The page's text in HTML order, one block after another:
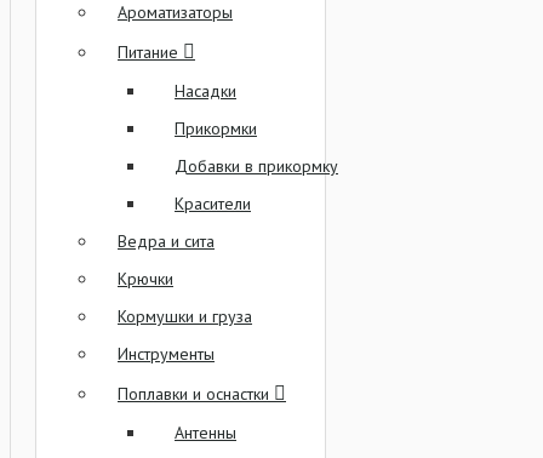
Ароматизаторы
Питание
Насадки
Прикормки
Добавки в прикормку
Красители
Ведра и сита
Крючки
Кормушки и груза
Инструменты
Поплавки и оснастки
Антенны